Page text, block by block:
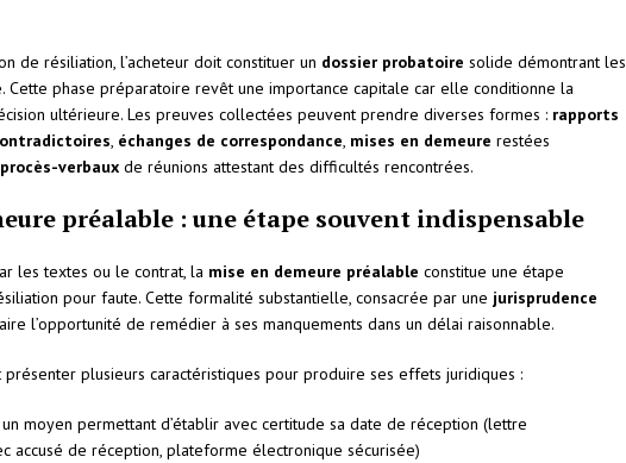
de résiliation, l’acheteur doit constituer un dossier probatoire solide démontrant les
Cette phase préparatoire revêt une importance capitale car elle conditionne la
ultérieure. Les preuves collectées peuvent prendre diverses formes : rapports
, échanges de correspondance, mises en demeure restées
procès-verbaux de réunions attestant des difficultés rencontrées.
préalable : une étape souvent indispensable
les textes ou le contrat, la mise en demeure préalable constitue une étape
pour faute. Cette formalité substantielle, consacrée par une jurisprudence
l’opportunité de remédier à ses manquements dans un délai raisonnable.
plusieurs caractéristiques pour produire ses effets juridiques :
moyen permettant d’établir avec certitude sa date de réception (lettre
accusé de réception, plateforme électronique sécurisée)